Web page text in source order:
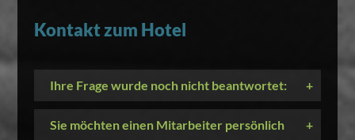
Kontakt zum Hotel
Ihre Frage wurde noch nicht beantwortet: +
Sie möchten einen Mitarbeiter persönlich
+